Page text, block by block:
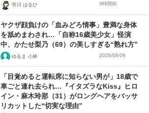
市川 はるひ 5時間前
ヤクザ顔負けの「血みどろ情事」豊満な身体
を舐めまわされ…「自称16歳美少女」怪演
中、かたせ梨乃（69）の美しすぎる“熟れ方”
ゆるま 小林 2026/08/06
「目覚めると運転席に知らない男が」18歳で
車ごと連れ去られ…『イタズラなKiss』ヒロ
イン・麻木玲那（31）がロングヘアをバッサ
リカットした“切実な理由”